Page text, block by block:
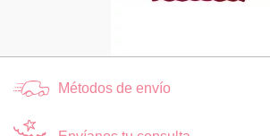
Métodos de envío